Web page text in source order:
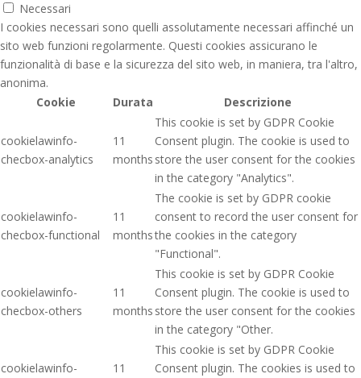
Necessari
I cookies necessari sono quelli assolutamente necessari affinché un
sito web funzioni regolarmente. Questi cookies assicurano le
funzionalità di base e la sicurezza del sito web, in maniera, tra l'altro,
anonima.
Cookie
Durata Descrizione
cookielawinfo-
checbox-analytics
11
months
This cookie is set by GDPR Cookie
Consent plugin. The cookie is used to
store the user consent for the cookies
in the category "Analytics".
cookielawinfo-
checbox-functional
11
months
The cookie is set by GDPR cookie
consent to record the user consent for
the cookies in the category
"Functional".
cookielawinfo-
checbox-others
11
months
This cookie is set by GDPR Cookie
Consent plugin. The cookie is used to
store the user consent for the cookies
in the category "Other.
cookielawinfo-
11
This cookie is set by GDPR Cookie
Consent plugin. The cookies is used to